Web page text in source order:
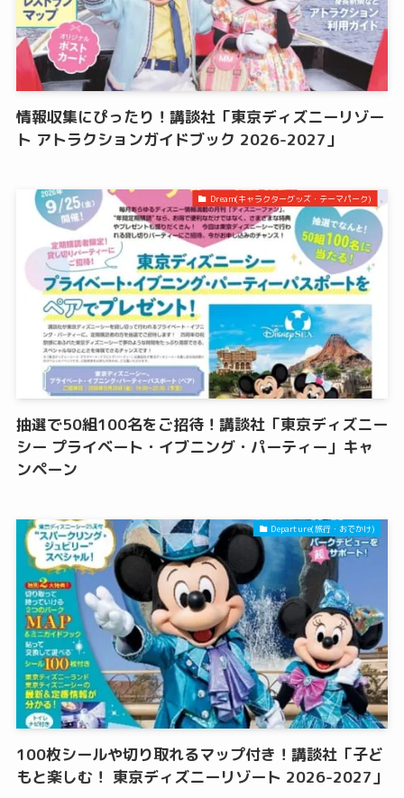
情報収集にぴったり！講談社「東京ディズニーリゾー
ト アトラクションガイドブック 2026-2027」
Dream(キャラクターグッズ・テーマパーク)
抽選で50組100名をご招待！講談社「東京ディズニー
シー プライベート・イブニング・パーティー」キャ
ンペーン
Departure(旅行・おでかけ)
100枚シールや切り取れるマップ付き！講談社「子ど
もと楽しむ！ 東京ディズニーリゾート 2026-2027」